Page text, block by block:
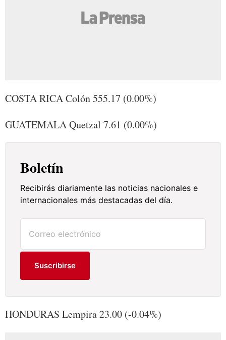
COSTA RICA Colón 555.17 (0.00%)
GUATEMALA Quetzal 7.61 (0.00%)
Boletín
Recibirás diariamente las noticias nacionales e
internacionales más destacadas del día.
Suscribirse
HONDURAS Lempira 23.00 (-0.04%)